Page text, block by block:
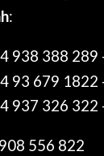
:
938 388 289
93 679 1822
937 326 322
556 822